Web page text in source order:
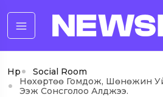
Нүүр
Social Room
Нөхөртөө Гомдож, Шөнөжин
Ээж Сонсголоо Алджээ.